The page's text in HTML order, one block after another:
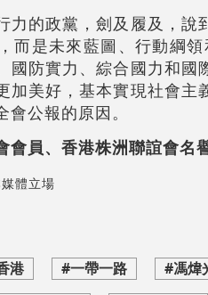
力的政黨，劍及履及，
而是未來藍圖、行動綱
國防實力、綜合國力和
加美好，基本實現社會
公報的原因。
會員、香港株洲聯誼會名
體立場
港 #一帶一路 #馮煒